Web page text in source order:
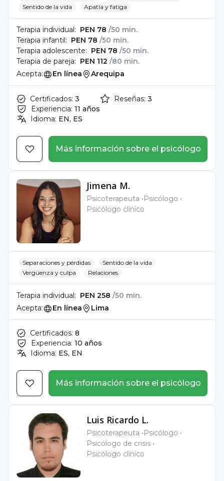
Sentido de la vida
Apatía y fatiga
Terapia individual: PEN 78 /50 min.
Terapia infantil: PEN 78 /50 min.
Terapia adolescente: PEN 78 /50 min.
Terapia de pareja: PEN 112 /80 min.
Acepta:
En línea Arequipa
Certificados: 3
Experiencia: 11 años
Idioma: EN, ES
Reseñas: 3
Más información sobre el psicólogo
Jimena M.
Psicoterapeuta
Psicólogo
Psicólogo clínico
Separaciones y pérdidas
Sentido de la vida
Vergüenza y culpa
Relaciones
Terapia individual: PEN 258 /50 min.
Acepta:
En línea Lima
Certificados: 8
Experiencia: 10 años
Idioma: ES, EN
Más información sobre el psicólogo
Luis Ricardo L.
Psicoterapeuta
Psicólogo
Psicólogo de crisis
Psicólogo clínico